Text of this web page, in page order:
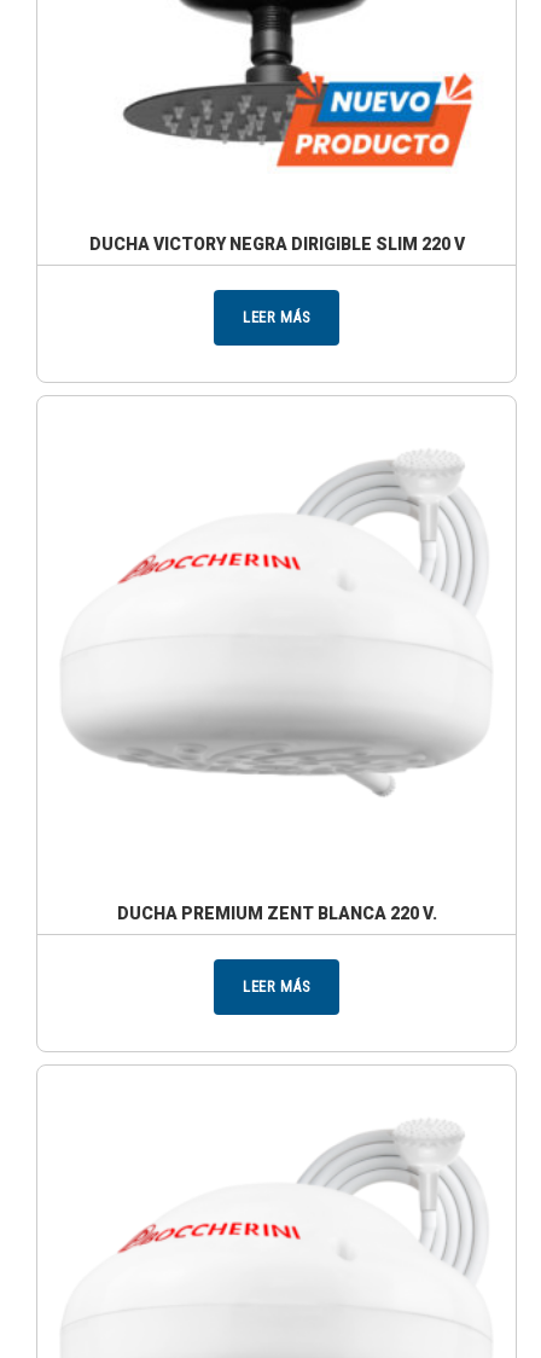
DUCHA VICTORY NEGRA DIRIGIBLE SLIM 220 V
LEER MÁS
DUCHA PREMIUM ZENT BLANCA 220 V.
LEER MÁS